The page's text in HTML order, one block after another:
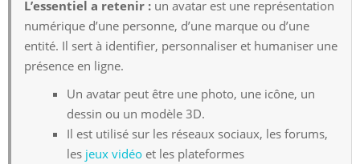
L’essentiel a retenir : un avatar est une représentation
numérique d’une personne, d’une marque ou d’une
entité. Il sert à identifier, personnaliser et humaniser une
présence en ligne.
Un avatar peut être une photo, une icône, un
dessin ou un modèle 3D.
Il est utilisé sur les réseaux sociaux, les forums,
les jeux vidéo et les plateformes